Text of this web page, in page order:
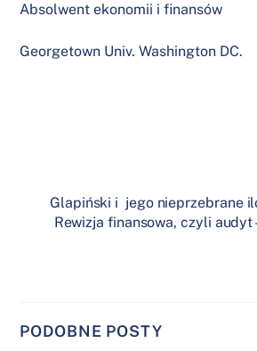
Absolwent ekonomii i finansów
Georgetown Univ. Washington DC.
Glapiński i jego nieprzebrane
Rewizja finansowa, czyli audyt
PODOBNE POSTY